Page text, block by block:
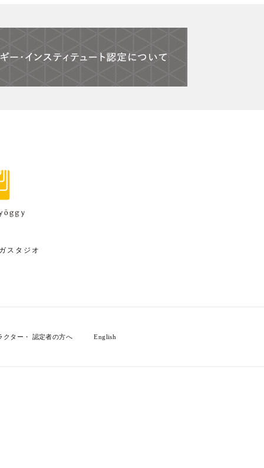
スタジオ
クター・ 認定者の方へ English